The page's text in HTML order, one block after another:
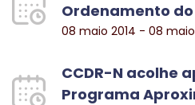
Ordenamento
08 maio 2014 - 08 maio
CCDR-N acolhe
Programa